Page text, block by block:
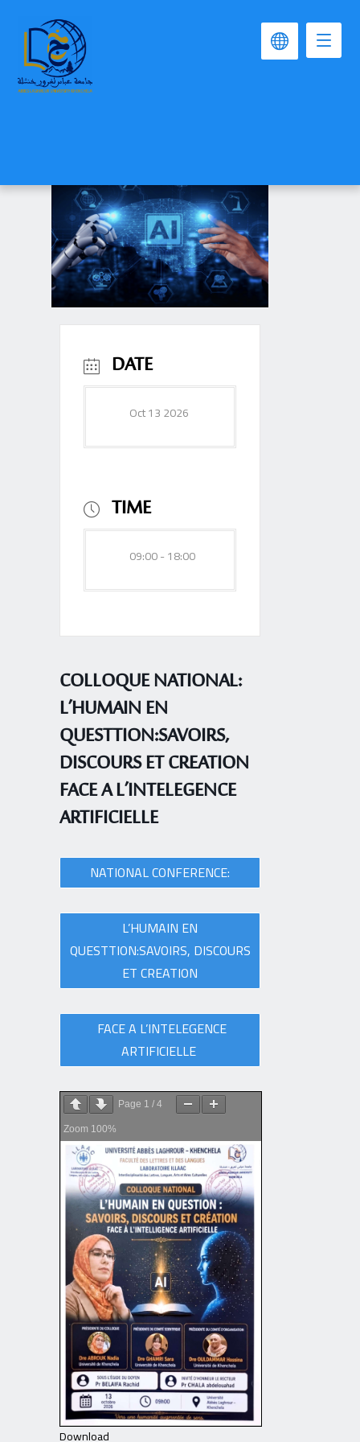
DATE
Oct 13 2026
TIME
09:00 - 18:00
COLLOQUE NATIONAL:
L’HUMAIN EN
QUESTTION:SAVOIRS,
DISCOURS ET CREATION
FACE A L’INTELEGENCE
ARTIFICIELLE
NATIONAL CONFERENCE:
L’HUMAIN EN
QUESTTION:SAVOIRS, DISCOURS
ET CREATION
FACE A L’INTELEGENCE
ARTIFICIELLE
Page 1 / 4
Zoom 100%
Download